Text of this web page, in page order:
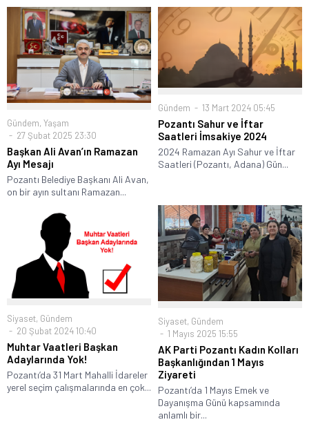
Gündem, Yaşam
27 Şubat 2025 23:30
Başkan Ali Avan’ın Ramazan
Ayı Mesajı
Pozantı Belediye Başkanı Ali Avan,
on bir ayın sultanı Ramazan...
Gündem 13 Mart 2024 05:45
Pozantı Sahur ve İftar
Saatleri İmsakiye 2024
2024 Ramazan Ayı Sahur ve İftar
Saatleri (Pozantı, Adana) Gün...
Siyaset, Gündem
20 Şubat 2024 10:40
Muhtar Vaatleri Başkan
Adaylarında Yok!
Pozantı’da 31 Mart Mahalli İdareler
yerel seçim çalışmalarında en çok...
Siyaset, Gündem
1 Mayıs 2025 15:55
AK Parti Pozantı Kadın Kolları
Başkanlığından 1 Mayıs
Ziyareti
Pozantı’da 1 Mayıs Emek ve
Dayanışma Günü kapsamında
anlamlı bir...